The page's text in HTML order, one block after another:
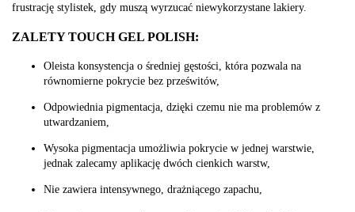
frustrację stylistek, gdy muszą wyrzucać niewykorzystane lakiery.
ZALETY TOUCH GEL POLISH:
Oleista konsystencja o średniej gęstości, która pozwala na
równomierne pokrycie bez prześwitów,
Odpowiednia pigmentacja, dzięki czemu nie ma problemów z
utwardzaniem,
Wysoka pigmentacja umożliwia pokrycie w jednej warstwie,
jednak zalecamy aplikację dwóch cienkich warstw,
Nie zawiera intensywnego, drażniącego zapachu,